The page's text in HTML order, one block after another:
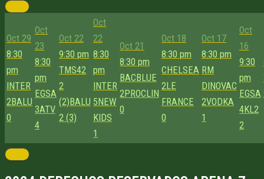
Oct 29
8:30
pm
INTER
2BALU
0
Oct
23
8:30
pm
EGSA
3ATV
4
Oct 22
9:30 pm
TMS42
2
(2)BALU
2 (3)
Oct
22
8:30
pm
INTER
5NEW
KIDS
1
Oct 21
8:30 pm
BACBLUE
2PROCLIN
0
Oct 18
8:30 pm
CHELSEA
2LE
FRANCE
0
Oct 17
8:30 pm
RM
DINOVAC
2VODKA
1
Oct
16
9:30
pm
EGSA
4KL2
2